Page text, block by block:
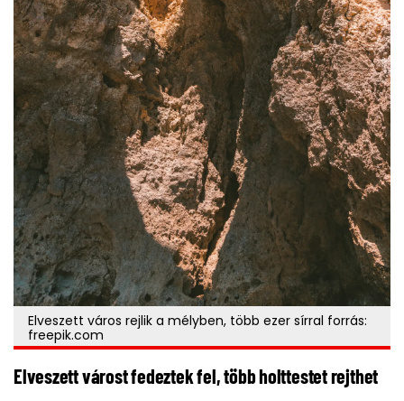
Elveszett város rejlik a mélyben, több ezer sírral forrás:
freepik.com
Elveszett várost fedeztek fel, több holttestet rejthet